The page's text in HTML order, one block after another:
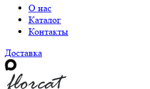
О нас
Каталог
Контакты
Доставка